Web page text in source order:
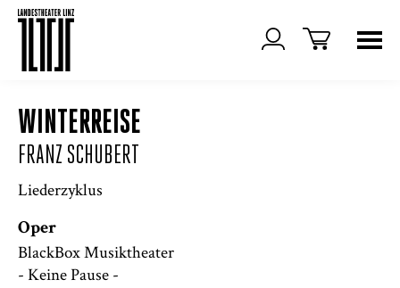
WINTERREISE
FRANZ SCHUBERT
Liederzyklus
Oper
BlackBox Musiktheater
- Keine Pause -